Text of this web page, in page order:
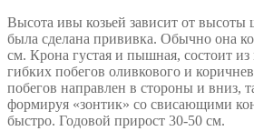
Высота ивы козьей зависит от высоты
была сделана прививка. Обычно она
см. Крона густая и пышная, состоит
гибких побегов оливкового и
побегов направлен в стороны и вниз,
формируя «зонтик» со свисающими
быстро. Годовой прирост 30-50 см.